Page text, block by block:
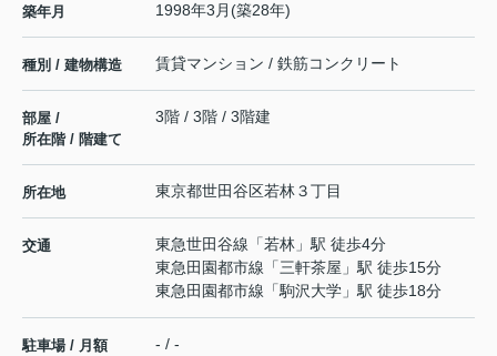
築年月 1998年3月(築28年)
種別 / 建物構造 賃貸マンション / 鉄筋コンクリート
部屋 /
所在階 / 階建て
3階 / 3階 / 3階建
所在地 東京都世田谷区若林３丁目
交通 東急世田谷線 「若林 」駅 徒歩4分
東急田園都市線 「三軒茶屋 」駅 徒歩15分
東急田園都市線 「駒沢大学 」駅 徒歩18分
駐車場 / 月額 - / -